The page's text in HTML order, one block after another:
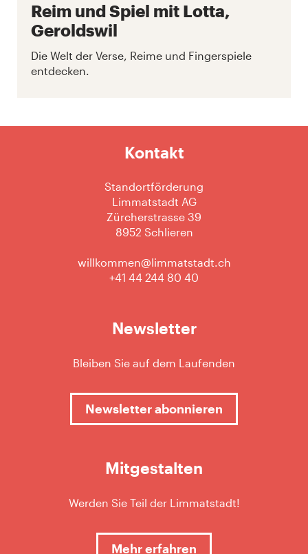
Reim und Spiel mit Lotta,
Geroldswil
Die Welt der Verse, Reime und Fingerspiele
entdecken.
Kontakt
Standortförderung
Limmatstadt AG
Zürcherstrasse 39
8952 Schlieren
willkommen@limmatstadt.ch
+41 44 244 80 40
Newsletter
Bleiben Sie auf dem Laufenden
Newsletter abonnieren
Mitgestalten
Werden Sie Teil der Limmatstadt!
Mehr erfahren